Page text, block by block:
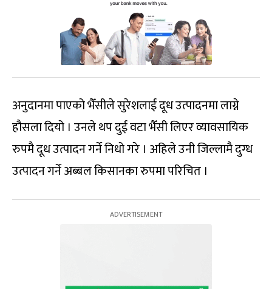
अनुदानमा पाएको भैँसीले सुरेशलाई दूध उत्पादनमा लाग्ने
हौसला दियो । उनले थप दुई वटा भैँसी लिएर व्यावसायिक
रुपमै दूध उत्पादन गर्ने निधो गरे । अहिले उनी जिल्लामै दुग्ध
उत्पादन गर्ने अब्बल किसानका रुपमा परिचित ।